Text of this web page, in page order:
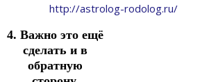
http://astrolog-rodolog.ru/
4. Важно это ещё
сделать и в
обратную